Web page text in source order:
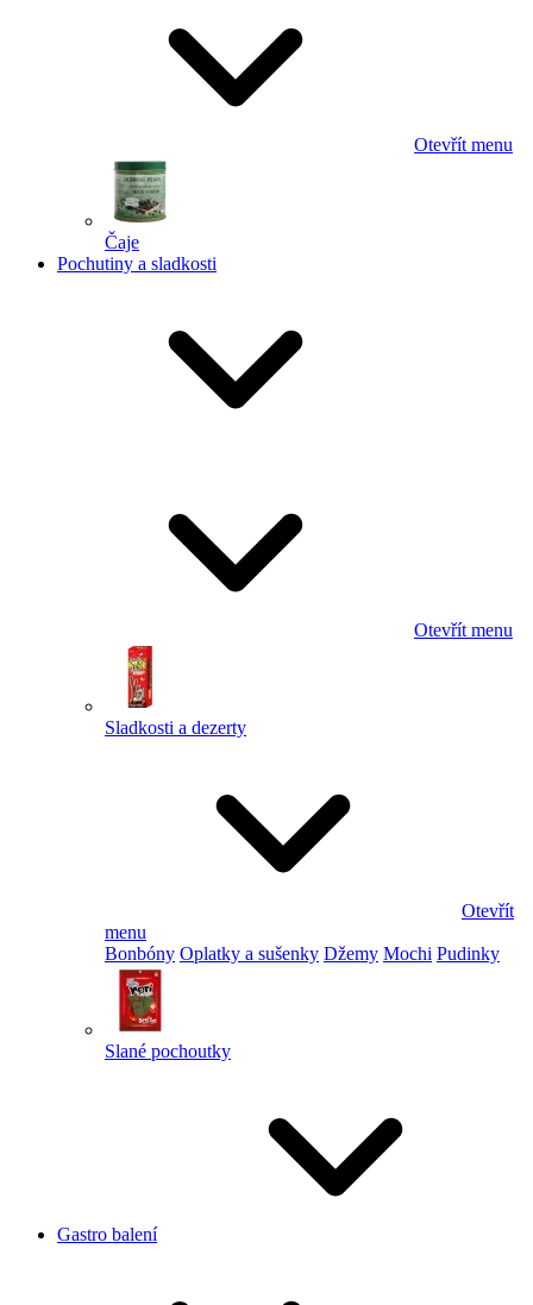
Otevřít menu
Čaje
Pochutiny a sladkosti
Otevřít menu
Sladkosti a dezerty
Otevřít
menu
Bonbóny Oplatky a sušenky Džemy Mochi Pudinky
Slané pochoutky
Gastro balení